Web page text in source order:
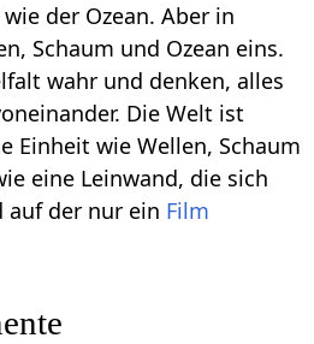
der Ozean. Aber in
Schaum und Ozean eins.
wahr und denken, alles
Die Welt ist
Einheit wie Wellen, Schaum
eine Leinwand, die sich
auf der nur ein Film